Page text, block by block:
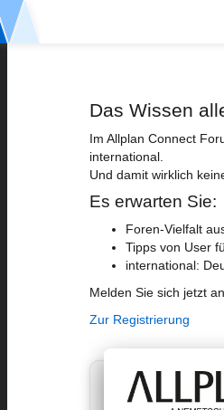
Das Wissen
Im Allplan Connect
international.
Und damit wirklich
Es erwarten Sie:
Foren-Vielfalt
Tipps von User
international:
Melden Sie sich jetzt
Zur Registrierung